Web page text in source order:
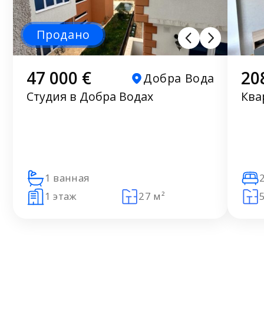
Продано
47 000 €
Добра Вода
Студия в Добра Водах
1 ванная
1 этаж
27 м²